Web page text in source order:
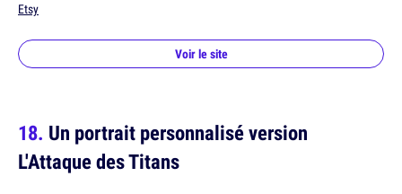
Etsy
Voir le site
Un portrait personnalisé version
L'Attaque des Titans